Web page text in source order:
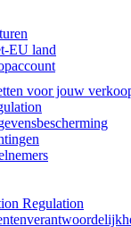
EU land
voor jouw
Regulation